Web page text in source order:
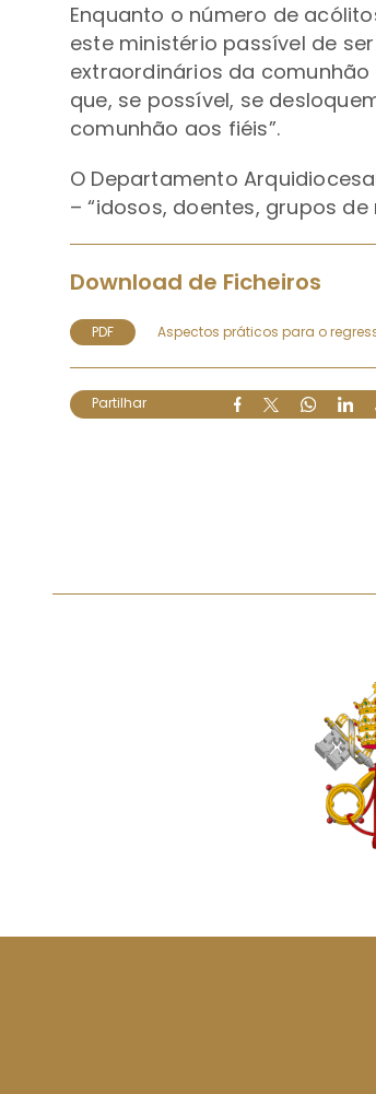
Enquanto o número de
este ministério passível de
extraordinários da
que, se possível, se
comunhão aos fiéis”.
O Departamento
– “idosos, doentes, grupos
Download de Ficheiros
Aspectos práticos para o
PDF
Partilhar